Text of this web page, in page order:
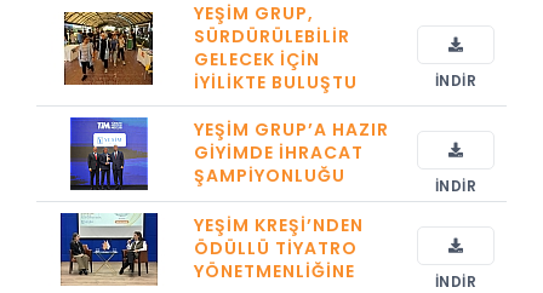
YEŞIM GRUP,
SÜRDÜRÜLEBILIR
GELECEK İÇIN
İYILIKTE BULUŞTU
İNDIR
YEŞIM GRUP’A HAZIR
GIYIMDE İHRACAT
ŞAMPIYONLUĞU
İNDIR
YEŞIM KREŞI’NDEN
ÖDÜLLÜ TIYATRO
YÖNETMENLIĞINE
İNDIR